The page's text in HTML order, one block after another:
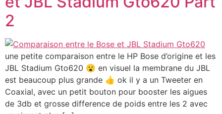
2
une petite comparaison entre le HP Bose d’origine et les
JBL Stadium Gto620 😮 en visuel la membrane du JBL
est beaucoup plus grande 👍 ok il y a un Tweeter en
Coaxial, avec un petit bouton pour booster les aigues
de 3db et grosse difference de poids entre les 2 avec